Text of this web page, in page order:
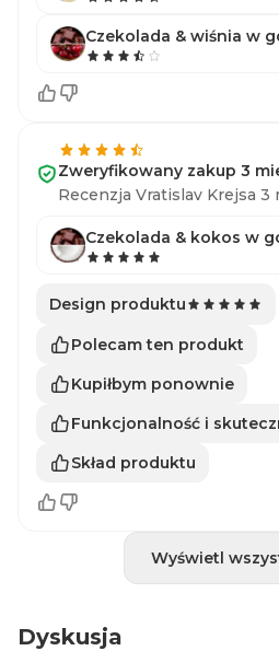
Czekolada & wiśnia w
Zweryfikowany zakup 3
Recenzja Vratislav Krejsa 3
Czekolada & kokos w
Design produktu
Polecam ten produkt
Kupiłbym ponownie
Funkcjonalność i
Skład produktu
Wyświetl
Dyskusja